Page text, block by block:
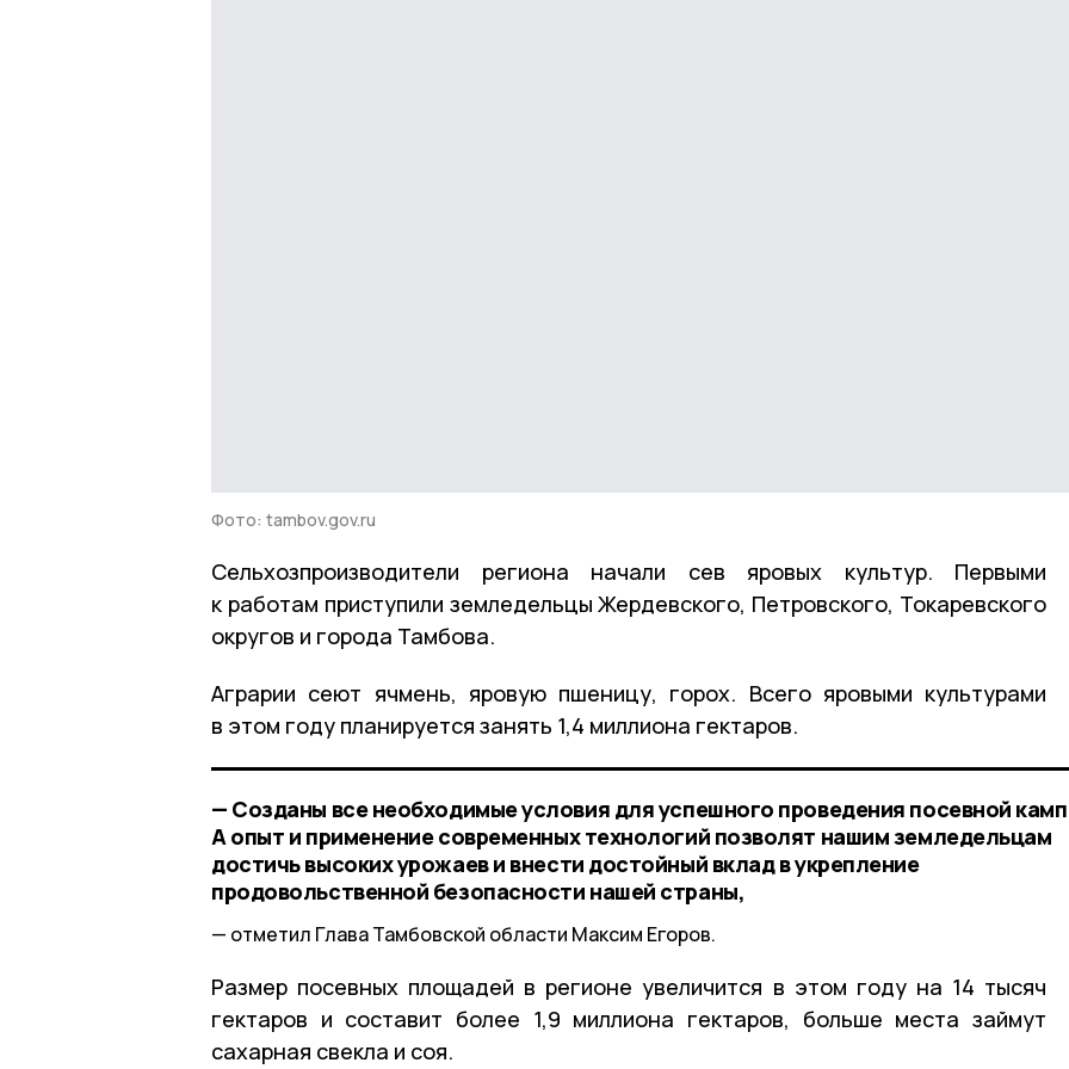
Фото: tambov.gov.ru
Сельхозпроизводители региона начали сев яровых культур. Первыми
к работам приступили земледельцы Жердевского, Петровского, Токаревского
округов и города Тамбова.
Аграрии сеют ячмень, яровую пшеницу, горох. Всего яровыми культурами
в этом году планируется занять 1,4 миллиона гектаров.
— Созданы все необходимые условия для успешного проведения посевной
А опыт и применение современных технологий позволят нашим земледельцам
достичь высоких урожаев и внести достойный вклад в укрепление
продовольственной безопасности нашей страны,
отметил Глава Тамбовской области Максим Егоров.
Размер посевных площадей в регионе увеличится в этом году на 14 тысяч
гектаров и составит более 1,9 миллиона гектаров, больше места займут
сахарная свекла и соя.